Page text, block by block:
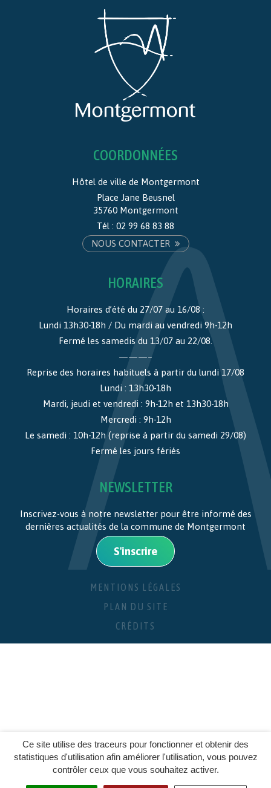
Ce site utilise des traceurs pour fonctionner et obtenir des
statistiques d'utilisation afin améliorer l'utilisation, vous pouvez
contrôler ceux que vous souhaitez activer.
COORDONNÉES
Hôtel de ville de Montgermont
Place Jane Beusnel
35760 Montgermont
Tél : 02 99 68 83 88
NOUS CONTACTER
HORAIRES
Horaires d’été du 27/07 au 16/08 :
Lundi 13h30-18h / Du mardi au vendredi 9h-12h
Fermé les samedis du 13/07 au 22/08.
———–
Reprise des horaires habituels à partir du lundi 17/08
Lundi : 13h30-18h
Mardi, jeudi et vendredi : 9h-12h et 13h30-18h
Mercredi : 9h-12h
Le samedi : 10h-12h (reprise à partir du samedi 29/08)
Fermé les jours fériés
NEWSLETTER
Inscrivez-vous à notre newsletter pour être informé des
dernières actualités de la commune de Montgermont
S'inscrire
MENTIONS LÉGALES
PLAN DU SITE
CRÉDITS